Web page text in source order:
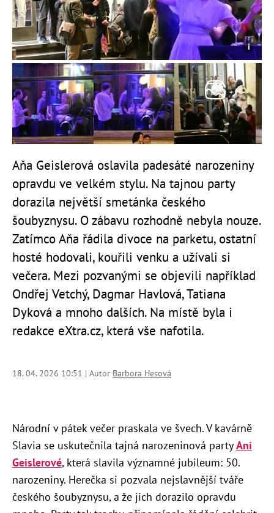
Aňa Geislerová oslavila padesáté narozeniny
opravdu ve velkém stylu. Na tajnou party
dorazila největší smetánka českého
šoubyznysu. O zábavu rozhodně nebyla nouze.
Zatímco Aňa řádila divoce na parketu, ostatní
hosté hodovali, kouřili venku a užívali si
večera. Mezi pozvanými se objevili například
Ondřej Vetchý, Dagmar Havlová, Tatiana
Dyková a mnoho dalších. Na místě byla i
redakce eXtra.cz, která vše nafotila.
18. 04. 2026 10:51 | Autor Barbora Hesová
Národní v pátek večer praskala ve švech. V kavárně
Slavia se uskutečnila tajná narozeninová partyAni
Geislerové, která slavila významné jubileum: 50.
narozeniny. Herečka si pozvala nejslavnější tváře
českého šoubyznysu, a že jich dorazilo opravdu